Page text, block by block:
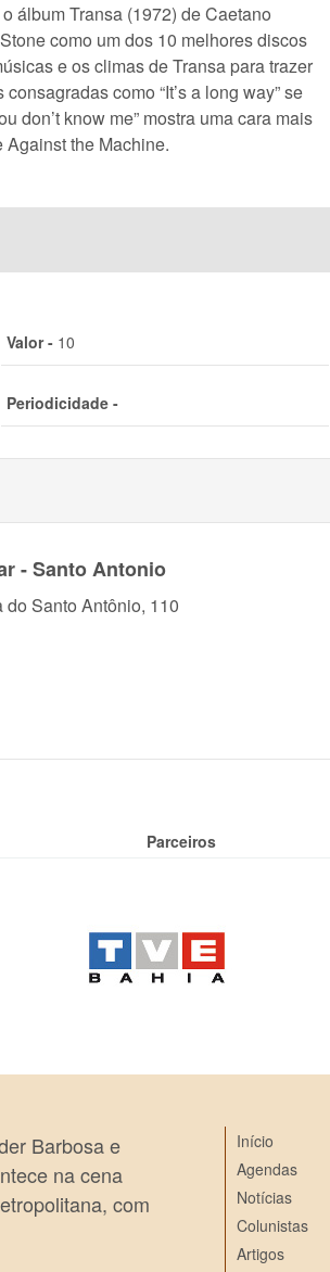
álbum Transa (1972) de Caetano
como um dos 10 melhores discos
e os climas de Transa para trazer
como “It’s a long way” se
don’t know me” mostra uma cara mais
the Machine.
Valor -10
Periodicidade -
- Santo Antonio
do Santo Antônio, 110
Parceiros
Barbosa e
na cena
com
Início
Agendas
Notícias
Colunistas
Artigos